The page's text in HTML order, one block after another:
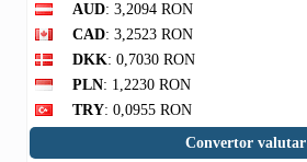
AUD: 3,2094 RON
CAD: 3,2523 RON
DKK: 0,7030 RON
PLN: 1,2230 RON
TRY: 0,0955 RON
Convertor valutar